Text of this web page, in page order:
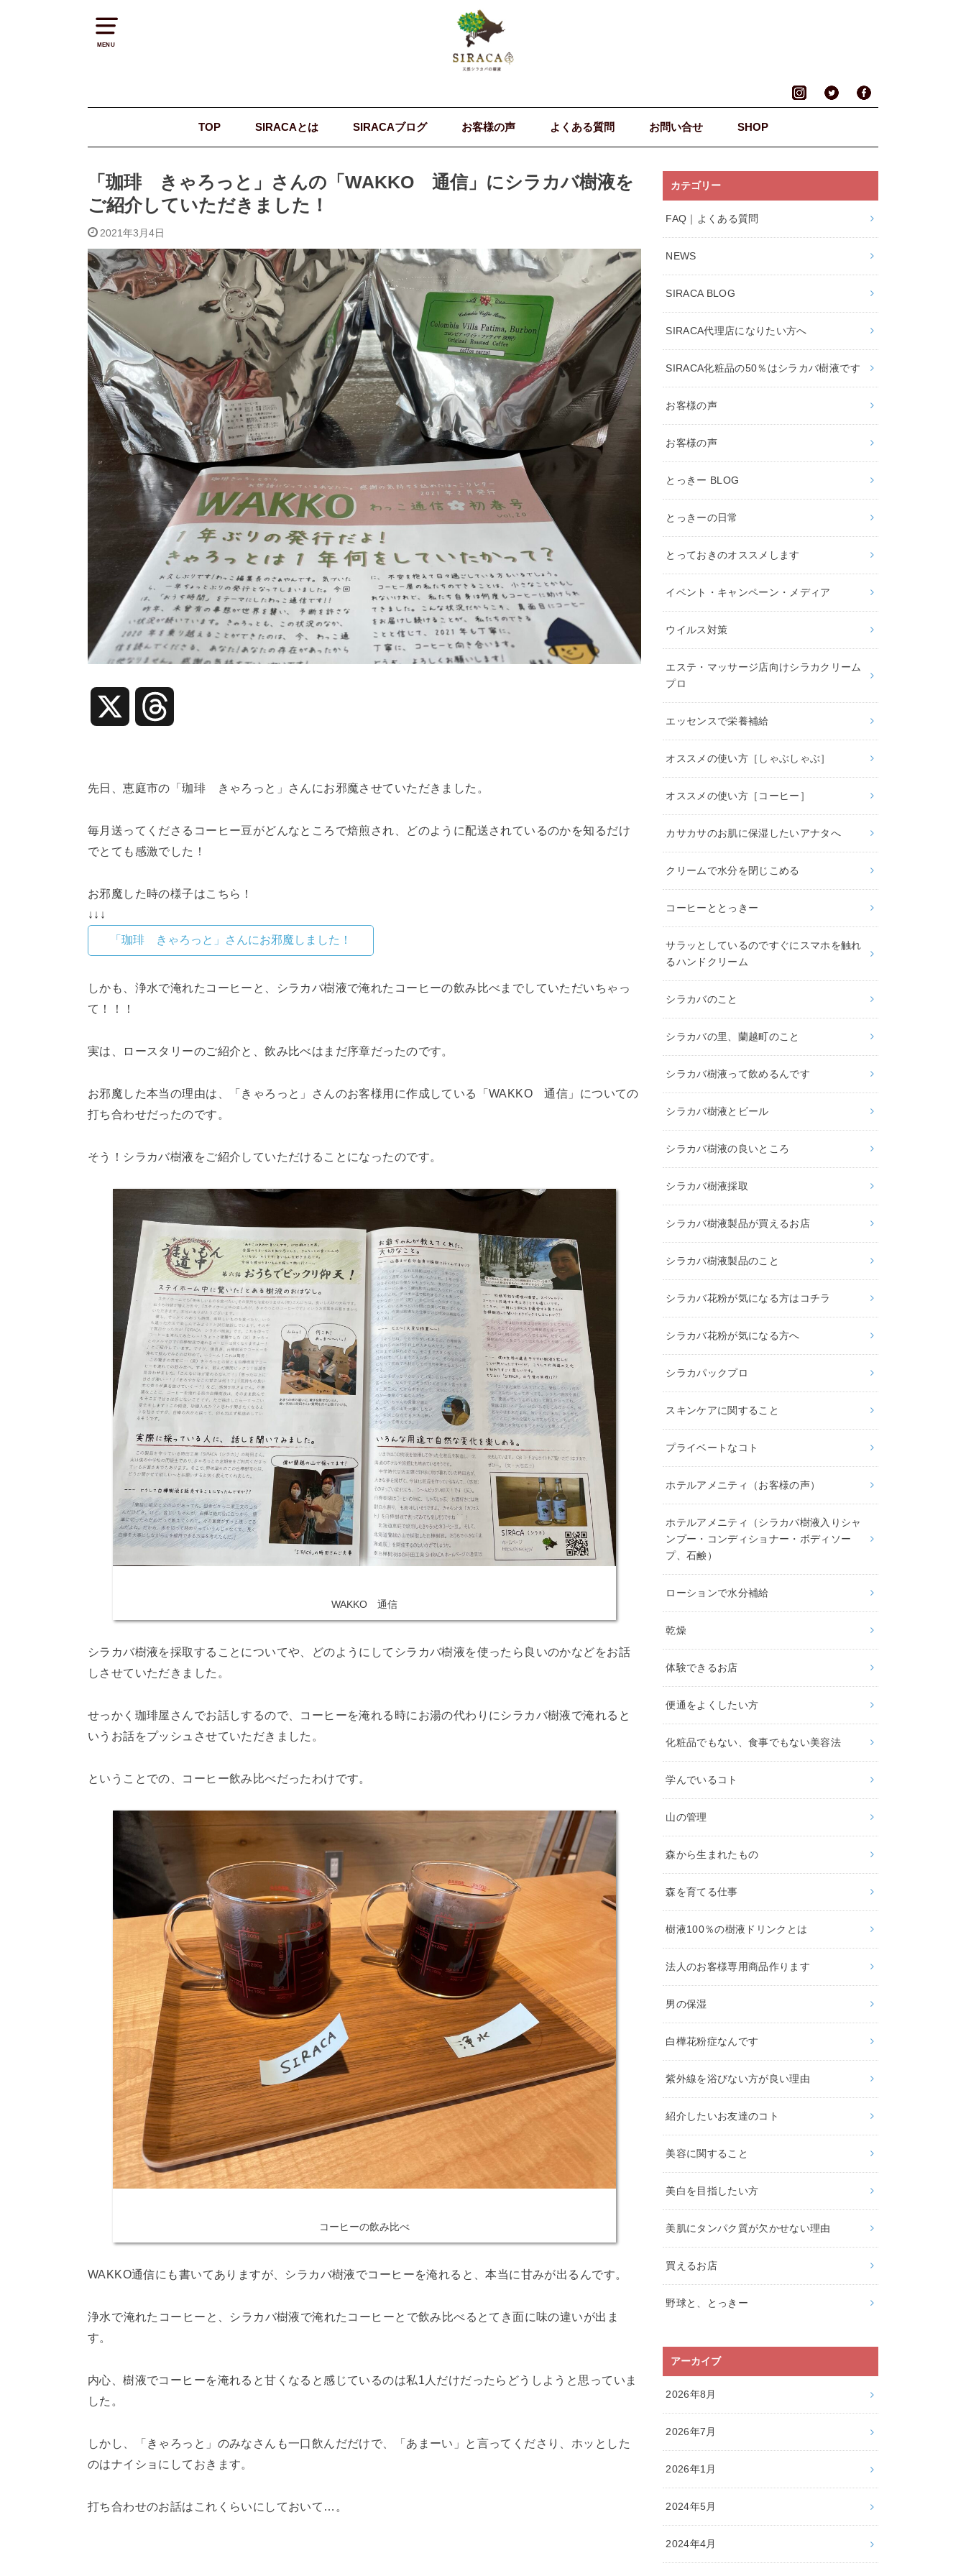
MENU
TOP SIRACAとは SIRACAブログ お客様の声 よくある質問 お問い合せ SHOP
「珈琲 きゃろっと」さんの「WAKKO 通信」にシラカバ樹液を
ご紹介していただきました！
2021年3月4日
r
a
d
s
先日、恵庭市の「珈琲 きゃろっと」さんにお邪魔させていただきました。
毎月送ってくださるコーヒー豆がどんなところで焙煎され、どのように配送されているのかを知るだけ
でとても感激でした！
お邪魔した時の様子はこちら！
↓↓↓
「珈琲 きゃろっと」さんにお邪魔しました！
しかも、浄水で淹れたコーヒーと、シラカバ樹液で淹れたコーヒーの飲み比べまでしていただいちゃっ
て！！！
実は、ロースタリーのご紹介と、飲み比べはまだ序章だったのです。
お邪魔した本当の理由は、「きゃろっと」さんのお客様用に作成している「WAKKO 通信」についての
打ち合わせだったのです。
そう！シラカバ樹液をご紹介していただけることになったのです。
WAKKO 通信
シラカバ樹液を採取することについてや、どのようにしてシラカバ樹液を使ったら良いのかなどをお話
しさせていただきました。
せっかく珈琲屋さんでお話しするので、コーヒーを淹れる時にお湯の代わりにシラカバ樹液で淹れると
いうお話をプッシュさせていただきました。
ということでの、コーヒー飲み比べだったわけです。
コーヒーの飲み比べ
WAKKO通信にも書いてありますが、シラカバ樹液でコーヒーを淹れると、本当に甘みが出るんです。
浄水で淹れたコーヒーと、シラカバ樹液で淹れたコーヒーとで飲み比べるとてき面に味の違いが出ま
す。
内心、樹液でコーヒーを淹れると甘くなると感じているのは私1人だけだったらどうしようと思っていま
した。
しかし、「きゃろっと」のみなさんも一口飲んだだけで、「あまーい」と言ってくださり、ホッとした
のはナイショにしておきます。
打ち合わせのお話はこれくらいにしておいて…。
カテゴリー
FAQ｜よくある質問
NEWS
SIRACA BLOG
SIRACA代理店になりたい方へ
SIRACA化粧品の50％はシラカバ樹液です
お客様の声
お客様の声
とっきー BLOG
とっきーの日常
とっておきのオススメします
イベント・キャンペーン・メディア
ウイルス対策
エステ・マッサージ店向けシラカクリーム
プロ
エッセンスで栄養補給
オススメの使い方［しゃぶしゃぶ］
オススメの使い方［コーヒー］
カサカサのお肌に保湿したいアナタへ
クリームで水分を閉じこめる
コーヒーととっきー
サラッとしているのですぐにスマホを触れ
るハンドクリーム
シラカバのこと
シラカバの里、蘭越町のこと
シラカバ樹液って飲めるんです
シラカバ樹液とビール
シラカバ樹液の良いところ
シラカバ樹液採取
シラカバ樹液製品が買えるお店
シラカバ樹液製品のこと
シラカバ花粉が気になる方はコチラ
シラカバ花粉が気になる方へ
シラカパックプロ
スキンケアに関すること
プライベートなコト
ホテルアメニティ（お客様の声）
ホテルアメニティ（シラカバ樹液入りシャ
ンプー・コンディショナー・ボディソー
プ、石鹸）
ローションで水分補給
乾燥
体験できるお店
便通をよくしたい方
化粧品でもない、食事でもない美容法
学んでいるコト
山の管理
森から生まれたもの
森を育てる仕事
樹液100％の樹液ドリンクとは
法人のお客様専用商品作ります
男の保湿
白樺花粉症なんです
紫外線を浴びない方が良い理由
紹介したいお友達のコト
美容に関すること
美白を目指したい方
美肌にタンパク質が欠かせない理由
買えるお店
野球と、とっきー
アーカイブ
2026年8月
2026年7月
2026年1月
2024年5月
2024年4月